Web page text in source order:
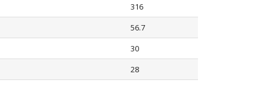
316
56.7
30
28